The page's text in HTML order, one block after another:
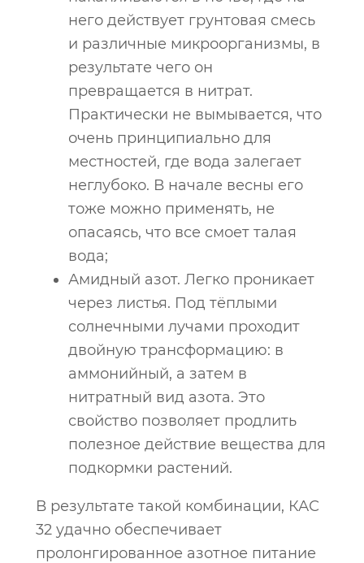
него действует грунтовая смесь
и различные микроорганизмы, в
результате чего он
превращается в нитрат.
Практически не вымывается, что
очень принципиально для
местностей, где вода залегает
неглубоко. В начале весны его
тоже можно применять, не
опасаясь, что все смоет талая
вода;
Амидный азот. Легко проникает
через листья. Под тёплыми
солнечными лучами проходит
двойную трансформацию: в
аммонийный, а затем в
нитратный вид азота. Это
свойство позволяет продлить
полезное действие вещества для
подкормки растений.
В результате такой комбинации, КАС
32 удачно обеспечивает
пролонгированное азотное питание